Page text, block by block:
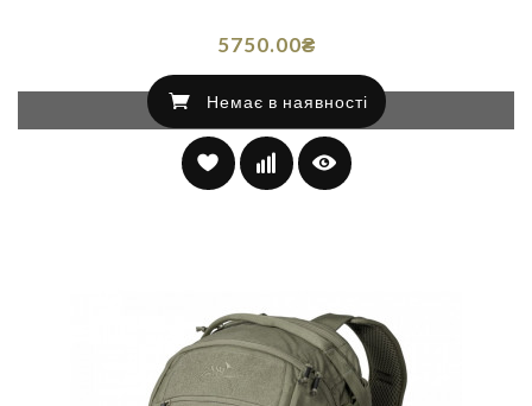
Немає в наявності
5750.00₴
Немає в наявності